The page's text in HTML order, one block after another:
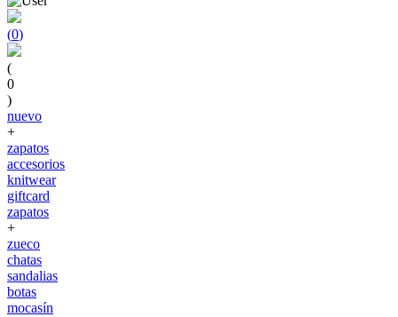
(0)
(
0
)
nuevo
+
zapatos
accesorios
knitwear
giftcard
zapatos
+
zueco
chatas
sandalias
botas
mocasín